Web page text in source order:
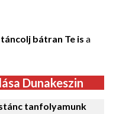
táncolj bátran Te is a
Dunakeszin
tanfolyamunk